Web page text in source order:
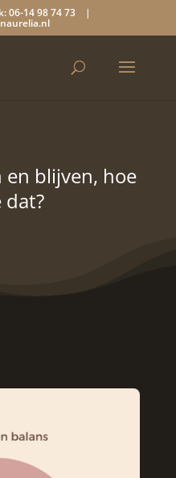
06-14 98 74 73 |
en blijven, hoe
dat?